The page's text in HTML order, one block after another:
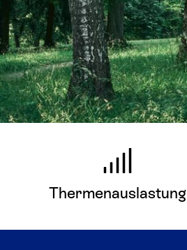
Thermenauslastung